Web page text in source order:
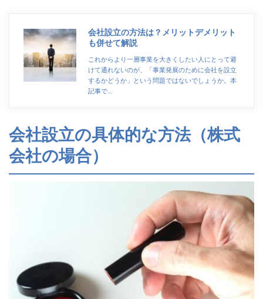
会社設立の方法は？メリットデメリット
も併せて解説
これからより一層事業を大きくしたい人にとって避
けて通れないのが、「事業発展のために会社を設立
するかどうか」という問題ではないでしょうか。本
記事で…
会社設立の具体的な方法（株式
会社の場合）